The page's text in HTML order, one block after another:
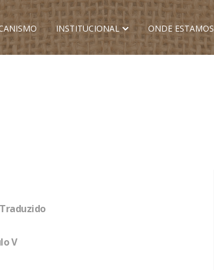
INSTITUCIONAL ONDE ESTAMOS
V